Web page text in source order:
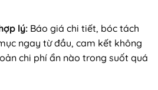
lý:Báo giá chi tiết, bóc tách
ngay từ đầu, cam kết không
chi phí ẩn nào trong suốt quá